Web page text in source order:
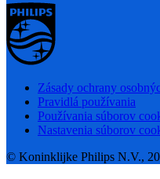
Zásady ochrany
Pravidlá používania
Používania súborov
Nastavenia súborov
© Koninklijke Philips N.V.,